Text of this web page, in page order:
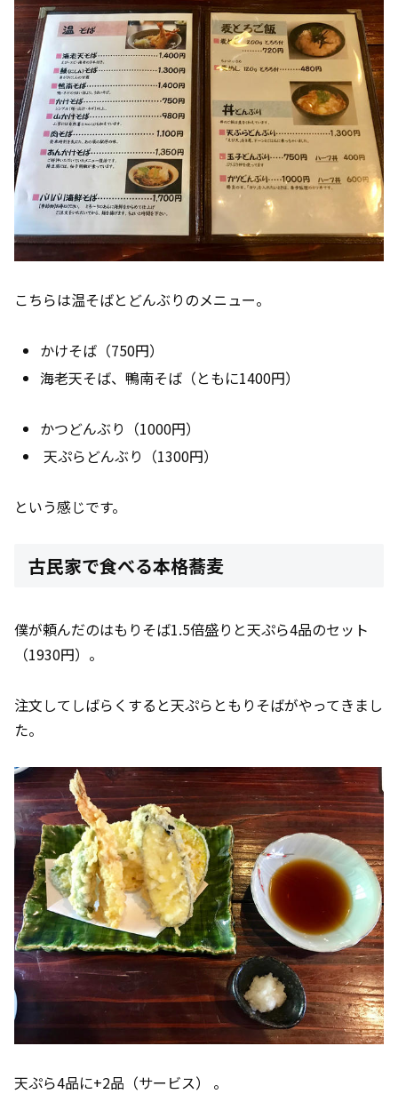
こちらは温そばとどんぶりのメニュー。
かけそば（750円）
海老天そば、鴨南そば（ともに1400円）
かつどんぶり（1000円）
天ぷらどんぶり（1300円）
という感じです。
古民家で食べる本格蕎麦
僕が頼んだのはもりそば1.5倍盛りと天ぷら4品のセット
（1930円）。
注文してしばらくすると天ぷらともりそばがやってきまし
た。
天ぷら4品に+2品（サービス） 。